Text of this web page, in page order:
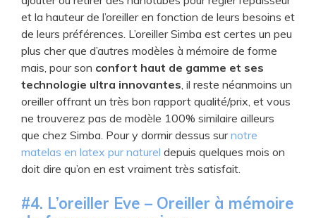
et la hauteur de l’oreiller en fonction de leurs besoins et
de leurs préférences. L’oreiller Simba est certes un peu
plus cher que d’autres modèles à mémoire de forme
mais, pour son confort haut de gamme et ses
technologie ultra innovantes , il reste néanmoins un
oreiller offrant un très bon rapport qualité/prix, et vous
ne trouverez pas de modèle 100% similaire ailleurs
que chez Simba. Pour y dormir dessus surnotre
matelas en latex pur naturel depuis quelques mois on
doit dire qu’on en est vraiment très satisfait.
#4. ​​L’oreiller Eve – Oreiller à mémoire